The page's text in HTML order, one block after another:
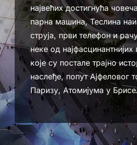
највећих достигнућа
парна машина, Теслина
струја, први телефон и
неке од најфасцинантнијих
које су постале трајно
наслеђе, попут Ајфеловог
Паризу, Атомијума у